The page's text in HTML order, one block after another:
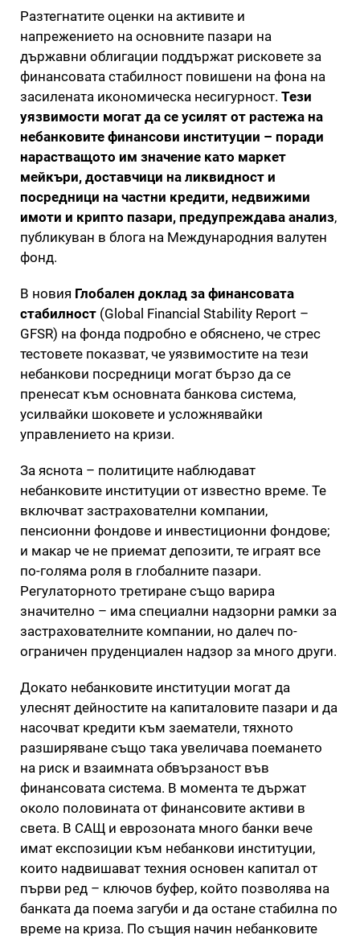
Разтегнатите оценки на активите и
напрежението на основните пазари на
държавни облигации поддържат рисковете за
финансовата стабилност повишени на фона на
засилената икономическа несигурност. Тези
уязвимости могат да се усилят от растежа на
небанковите финансови институции – поради
нарастващото им значение като маркет
мейкъри, доставчици на ликвидност и
посредници на частни кредити, недвижими
имоти и крипто пазари, предупреждава анализ,
публикуван в блога на Международния валутен
фонд.
В новия Глобален доклад за финансовата
стабилност (Global Financial Stability Report –
GFSR) на фонда подробно е обяснено, че стрес
тестовете показват, че уязвимостите на тези
небанкови посредници могат бързо да се
пренесат към основната банкова система,
усилвайки шоковете и усложнявайки
управлението на кризи.
За яснота – политиците наблюдават
небанковите институции от известно време. Те
включват застрахователни компании,
пенсионни фондове и инвестиционни фондове;
и макар че не приемат депозити, те играят все
по-голяма роля в глобалните пазари.
Регулаторното третиране също варира
значително – има специални надзорни рамки за
застрахователните компании, но далеч по-
ограничен пруденциален надзор за много други.
Докато небанковите институции могат да
улеснят дейностите на капиталовите пазари и да
насочват кредити към заематели, тяхното
разширяване също така увеличава поемането
на риск и взаимната обвързаност във
финансовата система. В момента те държат
около половината от финансовите активи в
света. В САЩ и еврозоната много банки вече
имат експозиции към небанкови институции,
които надвишават техния основен капитал от
първи ред – ключов буфер, който позволява на
банката да поема загуби и да остане стабилна по
време на криза. По същия начин небанковите